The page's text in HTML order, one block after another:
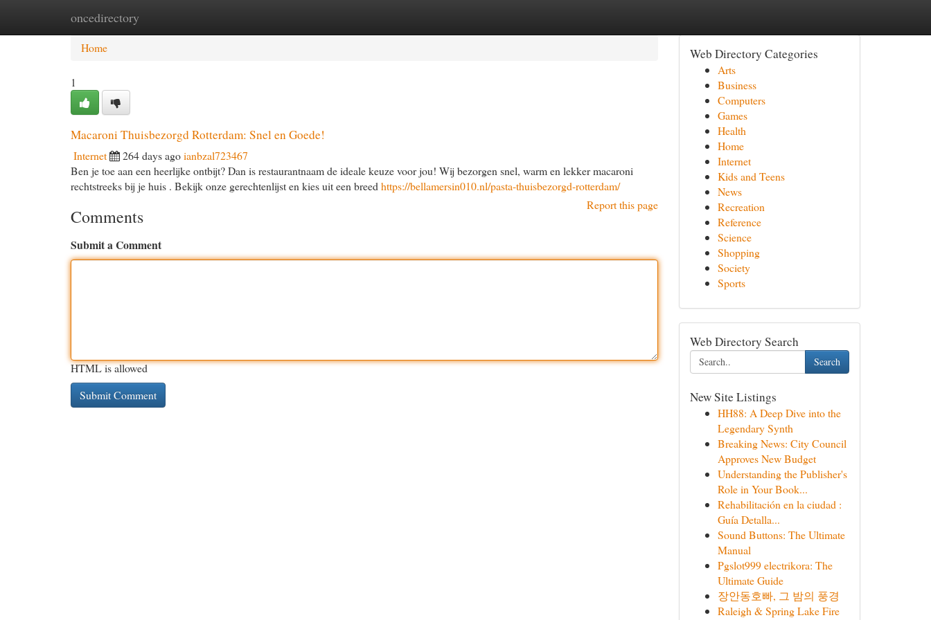
oncedirectory
Home New Site Listings
Home
1
Macaroni Thuisbezorgd Rotterdam: Snel en Goede!
Internet 264 days agoianbzal723467
Ben je toe aan een heerlijke ontbijt? Dan is restaurantnaam de ideale keuze voor jou! Wij bezorgen snel, warm en lekker macaroni
rechtstreeks bij je huis . Bekijk onze gerechtenlijst en kies uit een breed https://bellamersin010.nl/pasta-thuisbezorgd-rotterdam/
Report this page
Comments
Submit a Comment
HTML is allowed
Web Directory Categories
Arts
Business
Computers
Games
Health
Home
Internet
Kids and Teens
News
Recreation
Reference
Science
Shopping
Society
Sports
Web Directory Search
Search
New Site Listings
HH88: A Deep Dive into the
Legendary Synth
Breaking News: City Council
Approves New Budget
Understanding the Publisher's
Role in Your Book...
Rehabilitación en la ciudad :
Guía Detalla...
Sound Buttons: The Ultimate
Manual
Pgslot999 electrikora: The
Ultimate Guide
장안동호빠, 그 밤의 풍경
Raleigh & Spring Lake Fire